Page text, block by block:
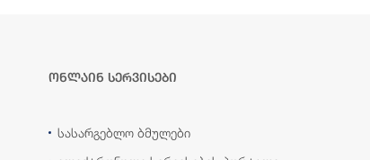
ონლაინ სერვისები
სასარგებლო ბმულები